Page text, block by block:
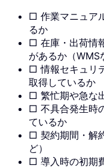
□ 作業マニュア
るか
□ 在庫・出荷情
があるか（WMS
□ 情報セキュリ
取得しているか
□ 繁忙期や急な
□ 不具合発生時
ているか
□ 契約期間・解
ど）
□ 導入時の初期